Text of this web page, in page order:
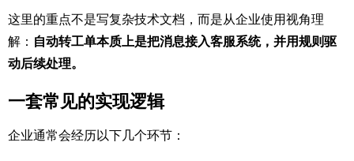
这里的重点不是写复杂技术文档，而是从企业使用视角理
解： 自动转工单本质上是把消息接入客服系统，并用规则驱
动后续处理。
一套常见的实现逻辑
企业通常会经历以下几个环节：